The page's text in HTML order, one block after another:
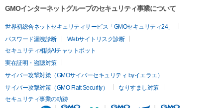
GMOインターネットグループのセキュリティ事業について
世界初総合ネットセキュリティサービス「GMOセキュリティ24」
パスワード漏洩診断
Webサイトリスク診断
セキュリティ相談AIチャットボット
実在証明・盗聴対策
サイバー攻撃対策（GMOサイバーセキュリティ byイエラエ）
サイバー攻撃対策（GMO Flatt Security）
なりすまし対策
セキュリティ事業の軌跡